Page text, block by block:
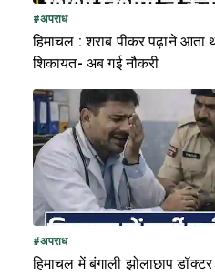
#अपराध
हिमाचल : शराब पीकर पढ़ाने आता
शिकायत- अब गई नौकरी
#अपराध
हिमाचल में बंगाली झोलाछाप